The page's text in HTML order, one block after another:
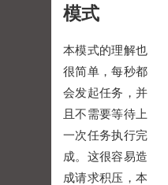
模式
本模式的理解也
很简单，每秒都
会发起任务，并
且不需要等待上
一次任务执行完
成。这很容易造
成请求积压，本